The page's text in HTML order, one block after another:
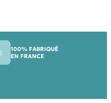
100% FABRIQUÉ
EN FRANCE